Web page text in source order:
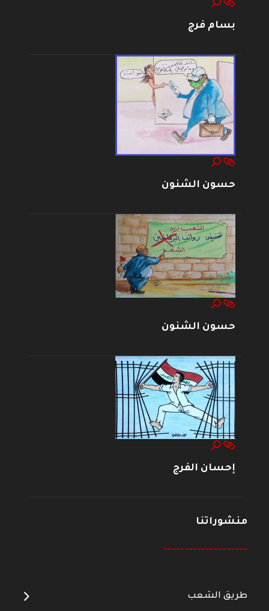
بسام فرج
حسون الشنون
حسون الشنون
إحسان الفرج
منشوراتنا
--------------------
طريق الشعب